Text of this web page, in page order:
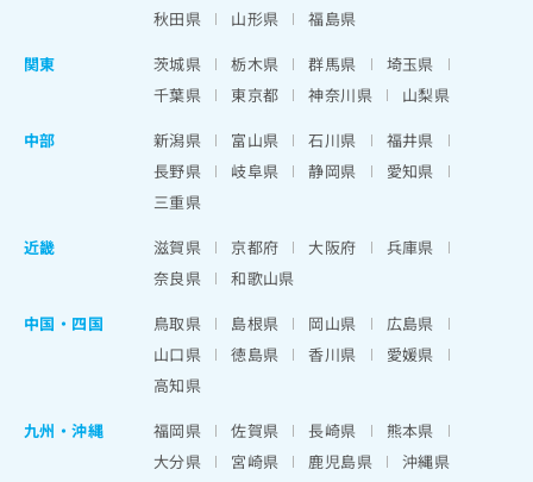
秋田県
山形県
福島県
関東
茨城県 栃木県 群馬県
埼玉県
千葉県
東京都 神奈川県
山梨県
中部
新潟県 富山県 石川県
福井県
長野県
岐阜県 静岡県
愛知県
三重県
近畿
滋賀県 京都府 大阪府
兵庫県
奈良県
和歌山県
中国・四国
鳥取県 島根県 岡山県
広島県
山口県
徳島県 香川県
愛媛県
高知県
九州・沖縄
福岡県 佐賀県 長崎県
熊本県
大分県
宮崎県 鹿児島県 沖縄県